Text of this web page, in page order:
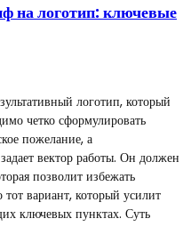
на логотип: ключевые
логотип, который
четко сформулировать
пожелание, а
вектор работы. Он должен
позволит избежать
вариант, который усилит
ключевых пунктах. Суть